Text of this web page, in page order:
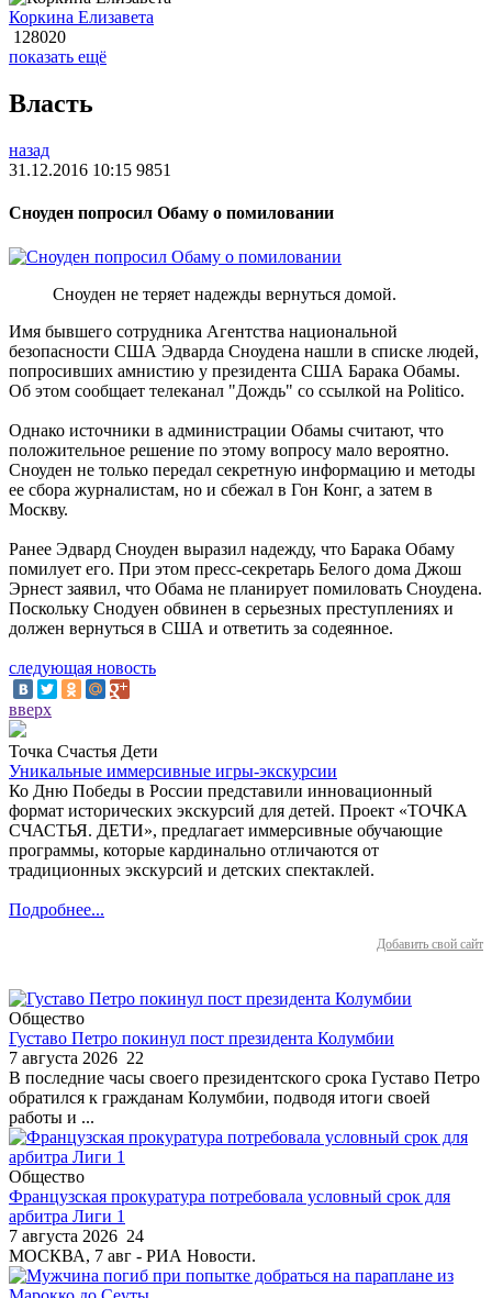
Коркина Елизавета
128020
показать ещё
Власть
назад
31.12.2016 10:15 9851
Сноуден попросил Обаму о помиловании
Сноуден не теряет надежды вернуться домой.
Имя бывшего сотрудника Агентства национальной
безопасности США Эдварда Сноудена нашли в списке людей,
попросивших амнистию у президента США Барака Обамы.
Об этом сообщает телеканал "Дождь" со ссылкой на Politico.
Однако источники в администрации Обамы считают, что
положительное решение по этому вопросу мало вероятно.
Сноуден не только передал секретную информацию и методы
ее сбора журналистам, но и сбежал в Гон Конг, а затем в
Москву.
Ранее Эдвард Сноуден выразил надежду, что Барака Обаму
помилует его. При этом пресс-секретарь Белого дома Джош
Эрнест заявил, что Обама не планирует помиловать Сноудена.
Поскольку Снодуен обвинен в серьезных преступлениях и
должен вернуться в США и ответить за содеянное.
следующая новость
вверх
Точка Счастья Дети
Уникальные иммерсивные игры-экскурсии
Ко Дню Победы в России представили инновационный
формат исторических экскурсий для детей. Проект «ТОЧКА
СЧАСТЬЯ. ДЕТИ», предлагает иммерсивные обучающие
программы, которые кардинально отличаются от
традиционных экскурсий и детских спектаклей.
Подробнее...
Добавить свой сайт
Общество
Густаво Петро покинул пост президента Колумбии
7 августа 2026 22
В последние часы своего президентского срока Густаво Петро
обратился к гражданам Колумбии, подводя итоги своей
работы и ...
Общество
Французская прокуратура потребовала условный срок для
арбитра Лиги 1
7 августа 2026 24
МОСКВА, 7 авг - РИА Новости.